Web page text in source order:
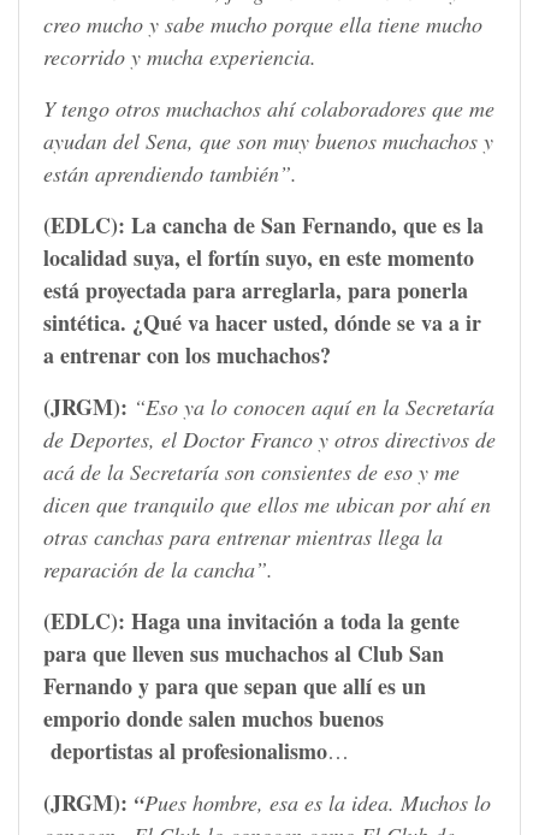
creo mucho y sabe mucho porque ella tiene mucho
recorrido y mucha experiencia.
Y tengo otros muchachos ahí colaboradores que me
ayudan del Sena, que son muy buenos muchachos y
están aprendiendo también”.
(EDLC): La cancha de San Fernando, que es la
localidad suya, el fortín suyo, en este momento
está proyectada para arreglarla, para ponerla
sintética. ¿Qué va hacer usted, dónde se va a ir
a entrenar con los muchachos?
(JRGM): “Eso ya lo conocen aquí en la Secretaría
de Deportes, el Doctor Franco y otros directivos de
acá de la Secretaría son consientes de eso y me
dicen que tranquilo que ellos me ubican por ahí en
otras canchas para entrenar mientras llega la
reparación de la cancha”.
(EDLC): Haga una invitación a toda la gente
para que lleven sus muchachos al Club San
Fernando y para que sepan que allí es un
emporio donde salen muchos buenos
deportistas al profesionalismo…
(JRGM): “Pues hombre, esa es la idea. Muchos lo